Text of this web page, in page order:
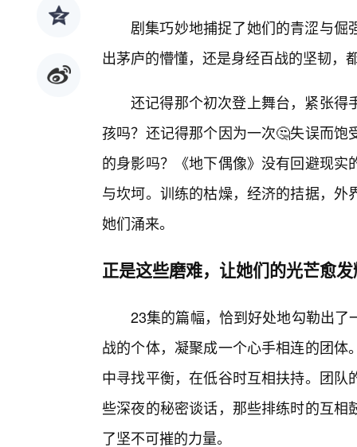
剧集巧妙地捕捉了她们的青涩与
出茅庐的懵懂，还是身经百战的坚韧，
还记得那个初次登上舞台，紧张得
孩吗？还记得那个因为一次🤔失误而
的身影吗？《地下偶像》没有回避现
与坎坷。训练的枯燥，经济的拮据，
她们涌来。
正是这些磨难，让她们的光芒愈
23集的篇幅，恰到好处地勾勒出
战的个体，凝聚成一个心手相连的团
中寻找平衡，在低谷时互相扶持。团
些深夜的秘密谈话，那些排练时的互
了坚不可摧的力量。